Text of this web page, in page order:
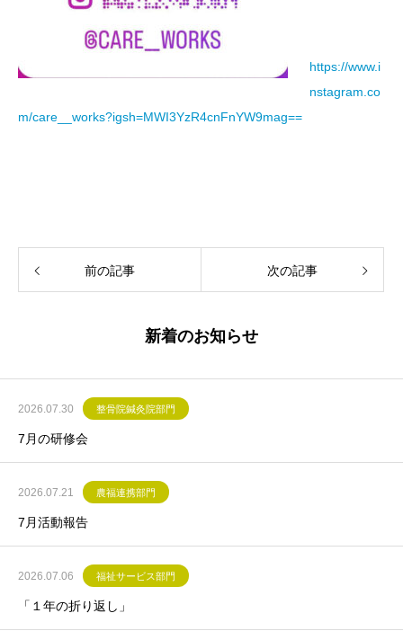
https://www.i
nstagram.co
m/care__works?igsh=MWI3YzR4cnFnYW9mag==
前の記事 次の記事
新着のお知らせ
2026.07.30 整骨院鍼灸院部門
7月の研修会
2026.07.21 農福連携部門
7月活動報告
2026.07.06 福祉サービス部門
「１年の折り返し」